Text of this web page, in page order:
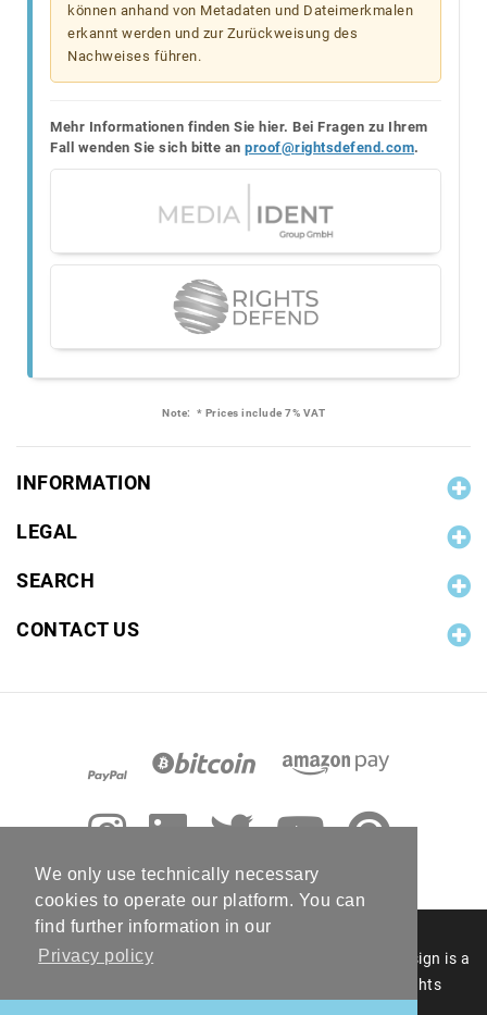
We only use technically necessary
cookies to operate our platform. You can
find further information in our
Privacy policy
können anhand von Metadaten und Dateimerkmalen
erkannt werden und zur Zurückweisung des
Nachweises führen.
Mehr Informationen finden Sie hier. Bei Fragen zu Ihrem
Fall wenden Sie sich bitte an proof@rightsdefend.com.
Note: * Prices include 7% VAT
INFORMATION
LEGAL
SEARCH
CONTACT US
© 2006 - 2026 RC Photo Stock. The RC Photo Stock design is a
registered figurative mark of RC Photo Stock. All rights